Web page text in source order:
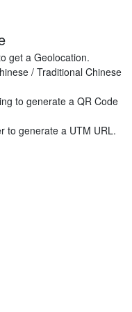
get a Geolocation.
/ Traditional Chinese
to generate a QR Code
to generate a UTM URL.